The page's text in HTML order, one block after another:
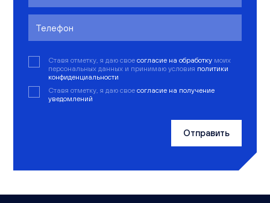
Ставя отметку, я даю свое согласие на обработку моих
персональных данных и принимаю условия политики
конфиденциальности
Ставя отметку, я даю свое согласие на получение
уведомлений
Отправить